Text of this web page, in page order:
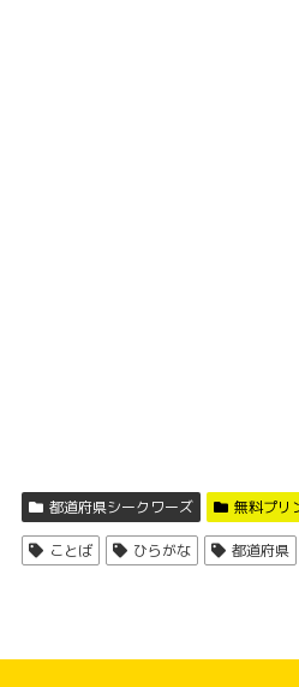
都道府県シークワーズ 無料プリ
ことば ひらがな 都道府県